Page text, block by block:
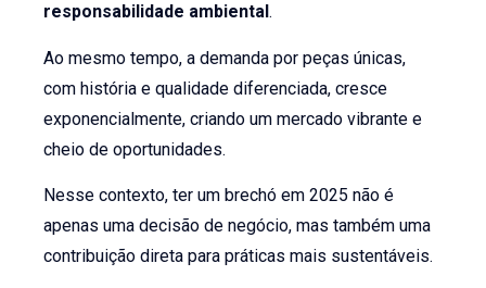
responsabilidade ambiental.
Ao mesmo tempo, a demanda por peças únicas,
com história e qualidade diferenciada, cresce
exponencialmente, criando um mercado vibrante e
cheio de oportunidades.
Nesse contexto, ter um brechó em 2025 não é
apenas uma decisão de negócio, mas também uma
contribuição direta para práticas mais sustentáveis.